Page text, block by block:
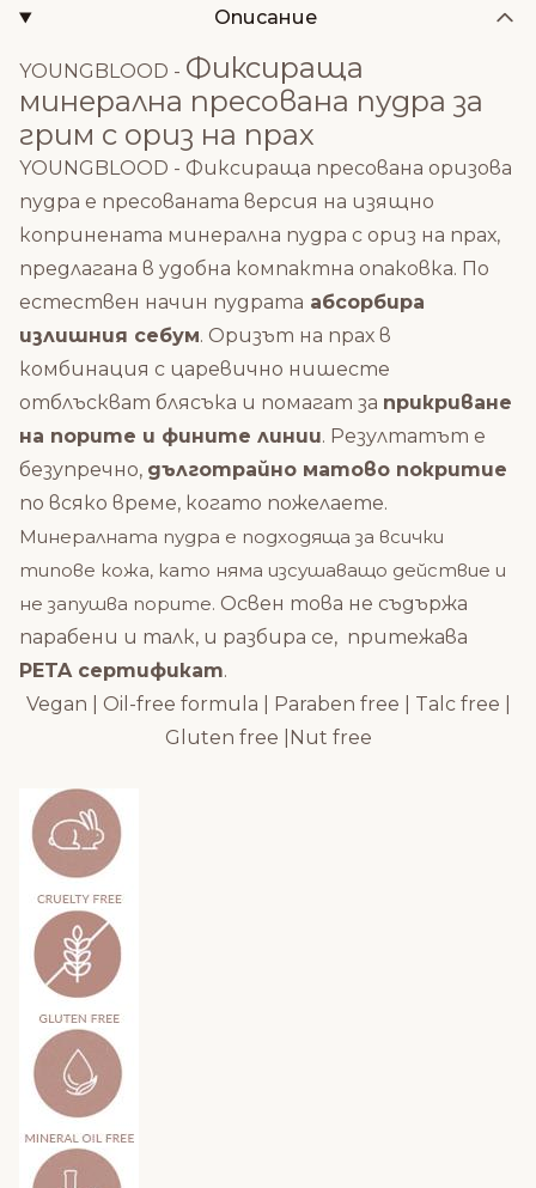
Описание
YOUNGBLOOD - Фиксираща
минерална пресована пудра за
грим с ориз на прах
YOUNGBLOOD - Фиксираща пресована оризова
пудра е пресованата версия на изящно
копринената минерална пудра с ориз на прах,
предлагана в удобна компактна опаковка. По
естествен начин пудрата абсорбира
излишния себум. Оризът на прах в
комбинация с царевично нишесте
отблъскват блясъка и помагат за прикриване
на порите и фините линии. Резултатът е
безупречно, дълготрайно матово покритие
по всяко време, когато пожелаете.
Минералната пудра е подходяща за всички
типове кожа, като няма изсушаващо действие и
не запушва порите. Освен това не съдържа
парабени и талк, и разбира се, притежава
PETA сертификат.
Vegan | Oil-free formula | Paraben free | Talc free |
Gluten free |Nut free